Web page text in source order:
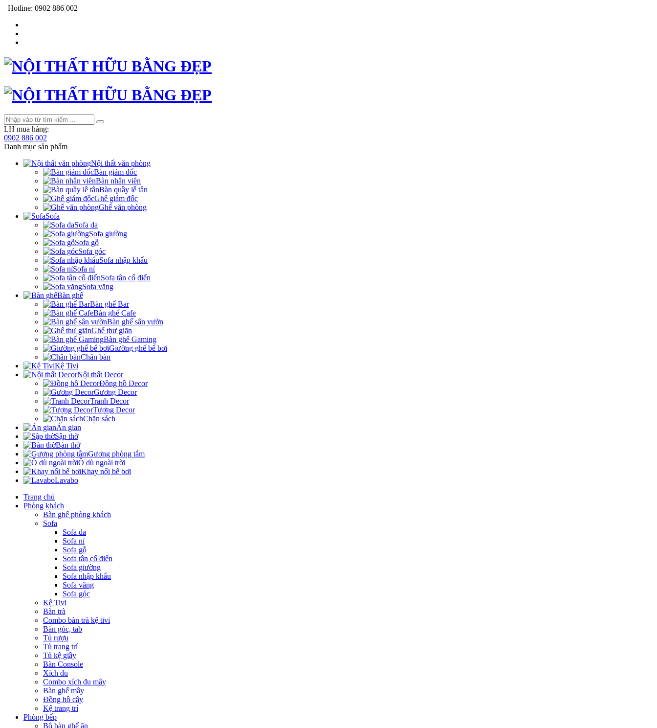
Hotline: 0902 886 002
LH mua hàng:
0902 886 002
Danh mục sản phẩm
Nội thất văn phòng
Bàn giám đốc
Bàn nhân viên
Bàn quầy lễ tân
Ghế giám đốc
Ghế văn phòng
Sofa
Sofa da
Sofa giường
Sofa gỗ
Sofa góc
Sofa nhập khẩu
Sofa nỉ
Sofa tân cổ điển
Sofa văng
Bàn ghế
Bàn ghế Bar
Bàn ghế Cafe
Bàn ghế sân vườn
Ghế thư giãn
Bàn ghế Gaming
Giường ghế bể bơi
Chân bàn
Kệ Tivi
Nội thất Decor
Đồng hồ Decor
Gương Decor
Tranh Decor
Tượng Decor
Chặn sách
Án gian
Sập thờ
Bàn thờ
Gương phòng tắm
Ô dù ngoài trời
Khay nổi bể bơi
Lavabo
Trang chủ
Phòng khách
Bàn ghế phòng khách
Sofa
Sofa da
Sofa nỉ
Sofa gỗ
Sofa tân cổ điển
Sofa giường
Sofa nhập khẩu
Sofa văng
Sofa góc
Kệ Tivi
Bàn trà
Combo bàn trà kệ tivi
Bàn góc, tab
Tủ rượu
Tủ trang trí
Tủ kệ giầy
Bàn Console
Xích đu
Combo xích đu mây
Bàn ghế mây
Đồng hồ cây
Kệ trang trí
Phòng bếp
Bộ bàn ghế ăn